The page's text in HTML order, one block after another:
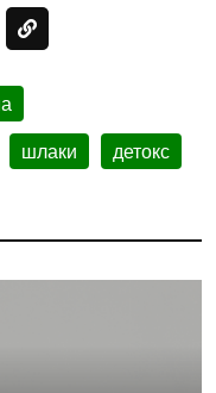
шлаки детокс